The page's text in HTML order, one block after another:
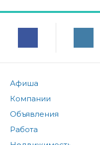
Афиша
Компании
Объявления
Работа